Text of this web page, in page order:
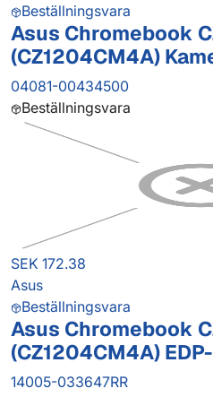
Beställningsvara
Asus Chromebook
(CZ1204CM4A)
04081-00434500
Beställningsvara
SEK 172.38
Asus
Beställningsvara
Asus Chromebook
(CZ1204CM4A)
14005-033647RR